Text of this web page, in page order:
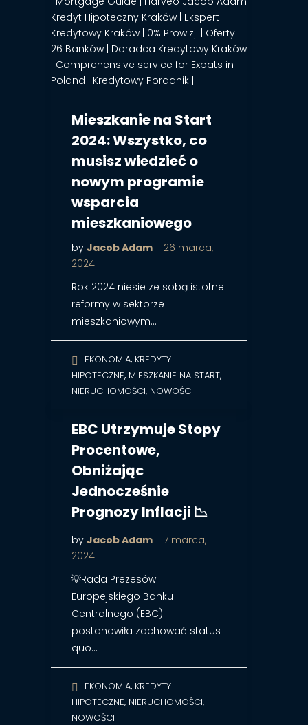
Mieszkanie na Start
2024: Wszystko, co
musisz wiedzieć o
nowym programie
wsparcia
mieszkaniowego
by Jacob Adam
26 marca,
2024
Rok 2024 niesie ze sobą istotne
reformy w sektorze
mieszkaniowym…
EKONOMIA, KREDYTY
HIPOTECZNE, MIESZKANIE NA START,
NIERUCHOMOŚCI, NOWOŚCI
EBC Utrzymuje Stopy
Procentowe,
Obniżając
Jednocześnie
Prognozy Inflacji 📉
by Jacob Adam
7 marca,
2024
💡Rada Prezesów
Europejskiego Banku
Centralnego (EBC)
postanowiła zachować status
quo…
EKONOMIA, KREDYTY
HIPOTECZNE, NIERUCHOMOŚCI,
NOWOŚCI